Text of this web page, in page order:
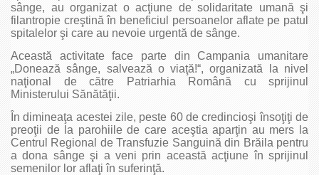
sânge, au organizat o acţiune de solidaritate umană şi
filantropie creştină în beneficiul persoanelor aflate pe patul
spitalelor şi care au nevoie urgentă de sânge.
Această activitate face parte din Campania umanitare
„Donează sânge, salvează o viaţă!“, organizată la nivel
naţional de către Patriarhia Română cu sprijinul
Ministerului Sănătăţii.
În dimineaţa acestei zile, peste 60 de credincioşi însoţiţi de
preoţii de la parohiile de care aceştia aparţin au mers la
Centrul Regional de Transfuzie Sanguină din Brăila pentru
a dona sânge şi a veni prin această acţiune în sprijinul
semenilor lor aflaţi în suferinţă.